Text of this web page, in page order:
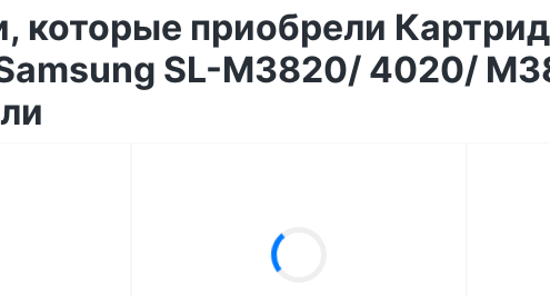
которые приобрели
SL-M3820/ 4020/